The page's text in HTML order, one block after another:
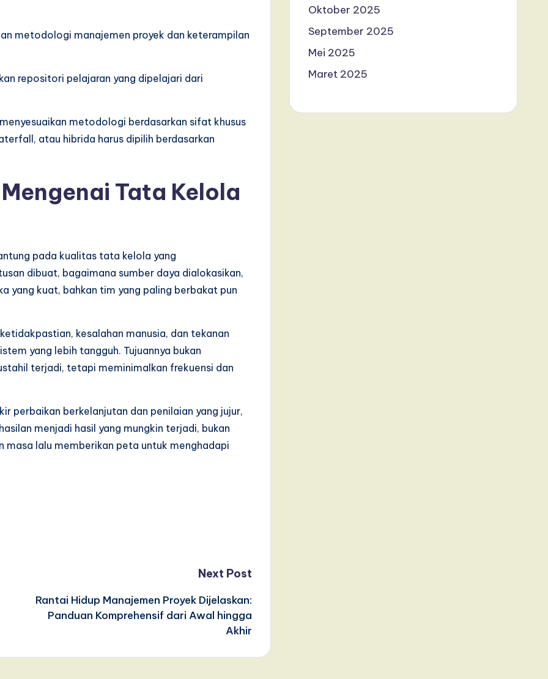
metodologi manajemen proyek dan keterampilan
repositori pelajaran yang dipelajari dari
metodologi berdasarkan sifat khusus
atau hibrida harus dipilih berdasarkan
Tata Kelola
pada kualitas tata kelola yang
dibuat, bagaimana sumber daya dialokasikan,
yang kuat, bahkan tim yang paling berbakat pun
kesalahan manusia, dan tekanan
yang lebih tangguh. Tujuannya bukan
terjadi, tetapi meminimalkan frekuensi dan
perbaikan berkelanjutan dan penilaian yang jujur,
menjadi hasil yang mungkin terjadi, bukan
masa lalu memberikan peta untuk menghadapi
Next Post
Rantai Hidup Manajemen Proyek Dijelaskan:
Panduan Komprehensif dari Awal hingga
Akhir
Oktober 2025
September 2025
Mei 2025
Maret 2025